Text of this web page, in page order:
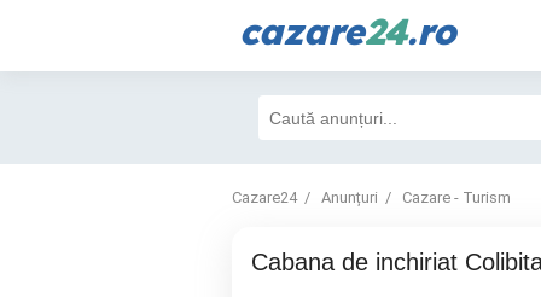
cazare24.ro
Cazare24 Anunțuri Cazare - Turism
cabana de inchiriat